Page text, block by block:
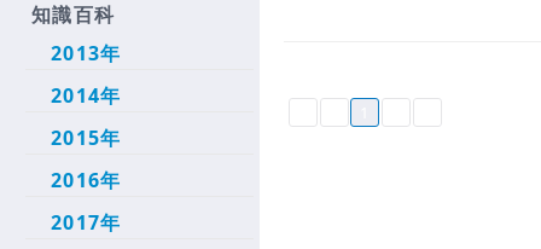
知識百科
2013年
2014年
2015年
2016年
2017年